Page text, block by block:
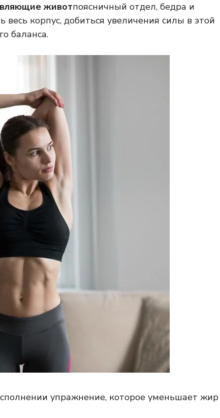
животпоясничный отдел, бедра и
корпус, добиться увеличения силы в этой
баланса.
упражнение, которое уменьшает жир